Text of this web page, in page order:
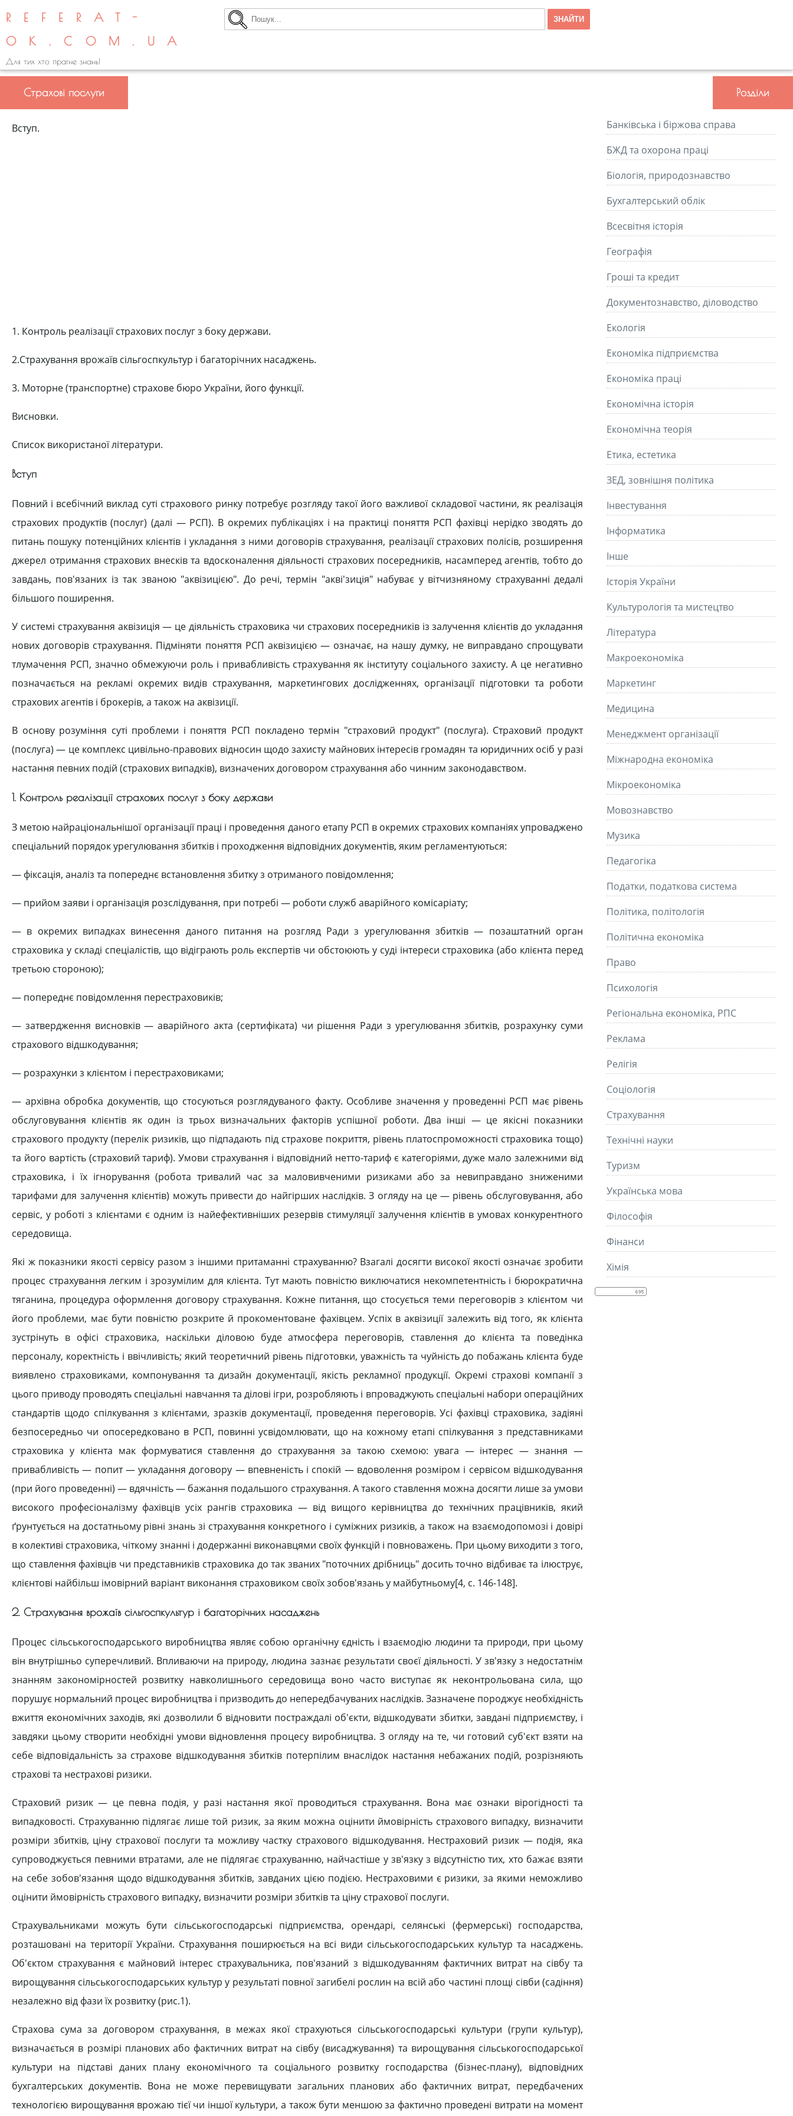
REFERAT-
OK.COM.UA
Для тих хто прагне знань!
Страхові послуги
Вступ.
1. Контроль реалізації страхових послуг з боку держави.
2.Страхування врожаїв сільгоспкультур і багаторічних насаджень.
3. Моторне (транспортне) страхове бюро України, його функції.
Висновки.
Список використаної літератури.
Вступ
Повний і всебічний виклад суті страхового ринку потребує розгляду такої його важливої складової частини, як реалізація
страхових продуктів (послуг) (далі — РСП). В окремих публікаціях і на практиці поняття РСП фахівці нерідко зводять до
питань пошуку потенційних клієнтів і укладання з ними договорів страхування, реалізації страхових полісів, розширення
джерел отримання страхових внесків та вдосконалення діяльності страхових посередників, насамперед агентів, тобто до
завдань, пов'язаних із так званою "аквізицією". До речі, термін "акві'зиція" набуває у вітчизняному страхуванні дедалі
більшого поширення.
У системі страхування аквізиція — це діяльність страховика чи страхових посередників із залучення клієнтів до укладання
нових договорів страхування. Підміняти поняття РСП аквізицією — означає, на нашу думку, не виправдано спрощувати
тлумачення РСП, значно обмежуючи роль і привабливість страхування як інституту соціального захисту. А це негативно
позначається на рекламі окремих видів страхування, маркетингових дослідженнях, організації підготовки та роботи
страхових агентів і брокерів, а також на аквізиції.
В основу розуміння суті проблеми і поняття РСП покладено термін "страховий продукт" (послуга). Страховий продукт
(послуга) — це комплекс цивільно-правових відносин щодо захисту майнових інтересів громадян та юридичних осіб у разі
настання певних подій (страхових випадків), визначених договором страхування або чинним законодавством.
1. Контроль реалізації страхових послуг з боку держави
З метою найраціональнішої організації праці і проведення даного етапу РСП в окремих страхових компаніях упроваджено
спеціальний порядок урегулювання збитків і проходження відповідних документів, яким регламентуються:
— фіксація, аналіз та попереднє встановлення збитку з отриманого повідомлення;
— прийом заяви і організація розслідування, при потребі — роботи служб аварійного комісаріату;
— в окремих випадках винесення даного питання на розгляд Ради з урегулювання збитків — позаштатний орган
страховика у складі спеціалістів, що відіграють роль експертів чи обстоюють у суді інтереси страховика (або клієнта перед
третьою стороною);
— попереднє повідомлення перестраховиків;
— затвердження висновків — аварійного акта (сертифіката) чи рішення Ради з урегулювання збитків, розрахунку суми
страхового відшкодування;
— розрахунки з клієнтом і перестраховиками;
— архівна обробка документів, що стосуються розглядуваного факту. Особливе значення у проведенні РСП має рівень
обслуговування клієнтів як один із трьох визначальних факторів успішної роботи. Два інші — це якісні показники
страхового продукту (перелік ризиків, що підпадають під страхове покриття, рівень платоспроможності страховика тощо)
та його вартість (страховий тариф). Умови страхування і відповідний нетто-тариф є категоріями, дуже мало залежними від
страховика, і їх ігнорування (робота тривалий час за маловивченими ризиками або за невиправдано зниженими
тарифами для залучення клієнтів) можуть привести до найгірших наслідків. З огляду на це — рівень обслуговування, або
сервіс, у роботі з клієнтами є одним із найефективніших резервів стимуляції залучення клієнтів в умовах конкурентного
середовища.
Які ж показники якості сервісу разом з іншими притаманні страхуванню? Взагалі досягти високої якості означає зробити
процес страхування легким і зрозумілим для клієнта. Тут мають повністю виключатися некомпетентність і бюрократична
тяганина, процедура оформлення договору страхування. Кожне питання, що стосується теми переговорів з клієнтом чи
його проблеми, має бути повністю розкрите й прокоментоване фахівцем. Успіх в аквізиції залежить від того, як клієнта
зустрінуть в офісі страховика, наскільки діловою буде атмосфера переговорів, ставлення до клієнта та поведінка
персоналу, коректність і ввічливість; який теоретичний рівень підготовки, уважність та чуйність до побажань клієнта буде
виявлено страховиками, компонування та дизайн документації, якість рекламної продукції. Окремі страхові компанії з
цього приводу проводять спеціальні навчання та ділові ігри, розробляють і впроваджують спеціальні набори операційних
стандартів щодо спілкування з клієнтами, зразків документації, проведення переговорів. Усі фахівці страховика, задіяні
безпосередньо чи опосередковано в РСП, повинні усвідомлювати, що на кожному етапі спілкування з представниками
страховика у клієнта мак формуватися ставлення до страхування за такою схемою: увага — інтерес — знання —
привабливість — попит — укладання договору — впевненість і спокій — вдоволення розміром і сервісом відшкодування
(при його проведенні) — вдячність — бажання подальшого страхування. А такого ставлення можна досягти лише за умови
високого професіоналізму фахівців усіх рангів страховика — від вищого керівництва до технічних працівників, який
ґрунтується на достатньому рівні знань зі страхування конкретного і суміжних ризиків, а також на взаємодопомозі і довірі
в колективі страховика, чіткому знанні і додержанні виконавцями своїх функцій і повноважень. При цьому виходити з того,
що ставлення фахівців чи представників страховика до так званих "поточних дрібниць" досить точно відбиває та ілюструє,
клієнтові найбільш імовірний варіант виконання страховиком своїх зобов'язань у майбутньому[4, c. 146-148].
2. Страхування врожаїв сільгоспкультур і багаторічних насаджень
Процес сільськогосподарського виробництва являє собою органічну єдність і взаємодію людини та природи, при цьому
він внутрішньо суперечливий. Впливаючи на природу, людина зазнає результати своєї діяльності. У зв'язку з недостатнім
знанням закономірностей розвитку навколишнього середовища воно часто виступає як неконтрольована сила, що
порушує нормальний процес виробництва і призводить до непередбачуваних наслідків. Зазначене породжує необхідність
вжиття економічних заходів, які дозволили б відновити постраждалі об'єкти, відшкодувати збитки, завдані підприємству, і
завдяки цьому створити необхідні умови відновлення процесу виробництва. З огляду на те, чи готовий суб'єкт взяти на
себе відповідальність за страхове відшкодування збитків потерпілим внаслідок настання небажаних подій, розрізняють
страхові та нестрахові ризики.
Страховий ризик — це певна подія, у разі настання якої проводиться страхування. Вона має ознаки вірогідності та
випадковості. Страхуванню підлягає лише той ризик, за яким можна оцінити ймовірність страхового випадку, визначити
розміри збитків, ціну страхової послуги та можливу частку страхового відшкодування. Нестраховий ризик — подія, яка
супроводжується певними втратами, але не підлягає страхуванню, найчастіше у зв'язку з відсутністю тих, хто бажає взяти
на себе зобов'язання щодо відшкодування збитків, завданих цією подією. Нестраховими є ризики, за якими неможливо
оцінити ймовірність страхового випадку, визначити розміри збитків та ціну страхової послуги.
Страхувальниками можуть бути сільськогосподарські підприємства, орендарі, селянські (фермерські) господарства,
розташовані на території України. Страхування поширюється на всі види сільськогосподарських культур та насаджень.
Об'єктом страхування є майновий інтерес страхувальника, пов'язаний з відшкодуванням фактичних витрат на сівбу та
вирощування сільськогосподарських культур у результаті повної загибелі рослин на всій або частині площі сівби (садіння)
незалежно від фази їх розвитку (рис.1).
Страхова сума за договором страхування, в межах якої страхуються сільськогосподарські культури (групи культур),
визначається в розмірі планових або фактичних витрат на сівбу (висаджування) та вирощування сільськогосподарської
культури на підставі даних плану економічного та соціального розвитку господарства (бізнес-плану), відповідних
бухгалтерських документів. Вона не може перевищувати загальних планових або фактичних витрат, передбачених
технологією вирощування врожаю тієї чи іншої культури, а також бути меншою за фактично проведені витрати на момент
Розділи
Банківська і біржова справа
БЖД та охорона праці
Біологія, природознавство
Бухгалтерський облік
Всесвітня історія
Географія
Гроші та кредит
Документознавство, діловодство
Екологія
Економіка підприємства
Економіка праці
Економічна історія
Економічна теорія
Етика, естетика
ЗЕД, зовнішня політика
Інвестування
Інформатика
Інше
Історія України
Культурологія та мистецтво
Літературa
Макроекономіка
Маркетинг
Медицина
Менеджмент організації
Міжнародна економіка
Мікроекономіка
Мовознавство
Музика
Педагогіка
Податки, податкова система
Політика, політологія
Політична економіка
Право
Психологія
Регіональна економіка, РПС
Реклама
Релігія
Соціологія
Страхування
Технічні науки
Туризм
Українська мова
Філософія
Фінанси
Хімія